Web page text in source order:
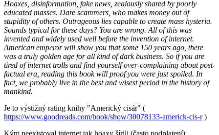
Hoaxes, disinformation, fake news, zealously shared by poorly
educated masses. Dare scammers, who makes money out of
stupidity of others. Outrageous lies capable to create mass hysteria.
Sounds typical for these days? You are wrong. All of this was
invented and widely used well before the invention of internet.
American emperor will show you that some 150 years ago, there
was a truly golden age for all kind of dark business. So if you are
tired of internet trolls and find yourself over-complaining about post-
factual era, reading this book will proof you were just spoiled. In
fact, we probably live in the best and wisest period in the history of
mankind.
Je to výstižný rating knihy "Americký cisár" (
https://www.goodreads.com/book/show/30078133-americk-cis-r)
Kým neexistoval internet tak hoaxy šírili (často podplatení)